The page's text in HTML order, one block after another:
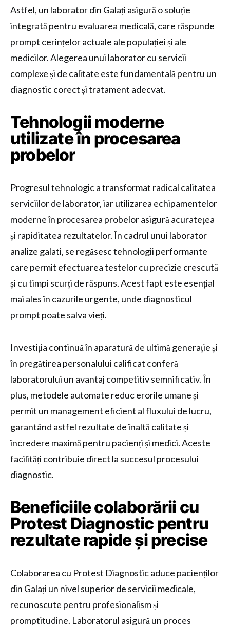
Astfel, un laborator din Galați asigură o soluție
integrată pentru evaluarea medicală, care răspunde
prompt cerințelor actuale ale populației și ale
medicilor. Alegerea unui laborator cu servicii
complexe și de calitate este fundamentală pentru un
diagnostic corect și tratament adecvat.
Tehnologii moderne
utilizate în procesarea
probelor
Progresul tehnologic a transformat radical calitatea
serviciilor de laborator, iar utilizarea echipamentelor
moderne în procesarea probelor asigură acuratețea
și rapiditatea rezultatelor. În cadrul unui laborator
analize galati, se regăsesc tehnologii performante
care permit efectuarea testelor cu precizie crescută
și cu timpi scurți de răspuns. Acest fapt este esențial
mai ales în cazurile urgente, unde diagnosticul
prompt poate salva vieți.
Investiția continuă în aparatură de ultimă generație și
în pregătirea personalului calificat conferă
laboratorului un avantaj competitiv semnificativ. În
plus, metodele automate reduc erorile umane și
permit un management eficient al fluxului de lucru,
garantând astfel rezultate de înaltă calitate și
încredere maximă pentru pacienți și medici. Aceste
facilități contribuie direct la succesul procesului
diagnostic.
Beneficiile colaborării cu
Protest Diagnostic pentru
rezultate rapide și precise
Colaborarea cu Protest Diagnostic aduce pacienților
din Galați un nivel superior de servicii medicale,
recunoscute pentru profesionalism și
promptitudine. Laboratorul asigură un proces